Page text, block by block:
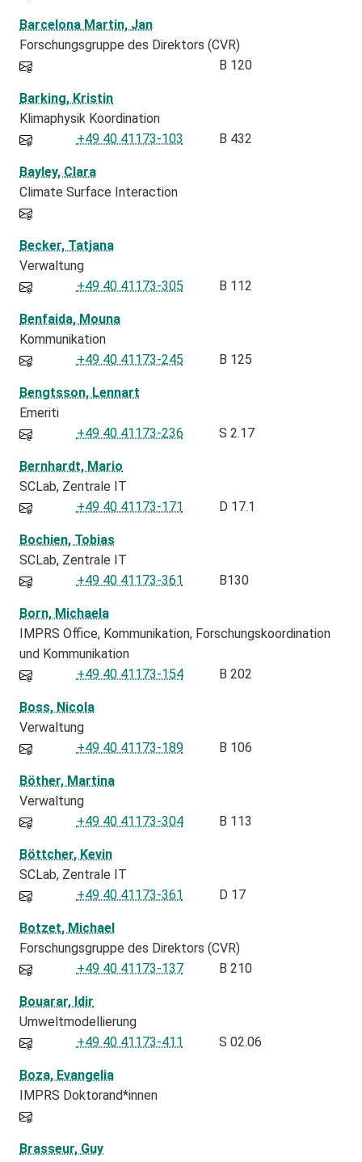
Barcelona Martin, Jan
Forschungsgruppe des Direktors (CVR)
B 120
Barking, Kristin
Klimaphysik Koordination
+49 40 41173-103
B 432
Bayley, Clara
Climate Surface Interaction
Becker, Tatjana
Verwaltung
+49 40 41173-305
B 112
Benfaida, Mouna
Kommunikation
+49 40 41173-245
B 125
Bengtsson, Lennart
Emeriti
+49 40 41173-236
S 2.17
Bernhardt, Mario
SCLab Zentrale IT
+49 40 41173-171
D 17.1
Bochien, Tobias
SCLab Zentrale IT
+49 40 41173-361
B130
Born, Michaela
IMPRS Office Kommunikation Forschungskoordination
und Kommunikation
+49 40 41173-154
B 202
Boss, Nicola
Verwaltung
+49 40 41173-189
B 106
Böther, Martina
Verwaltung
+49 40 41173-304
B 113
Böttcher, Kevin
SCLab Zentrale IT
+49 40 41173-361
D 17
Botzet, Michael
Forschungsgruppe des Direktors (CVR)
+49 40 41173-137
B 210
Bouarar, Idir
Umweltmodellierung
+49 40 41173-411
S 02.06
Boza, Evangelia
IMPRS Doktorand*innen
Brasseur, Guy